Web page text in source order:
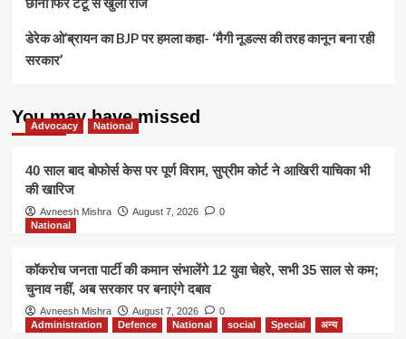
डेरेक ओ’ब्रायन का BJP पर हमला कहा- ‘मैगी नूडल्स की तरह कानून बना रही
सरकार’
You may have missed
Advocacy National
40 साल बाद बोफोर्स केस पर पूर्ण विराम, सुप्रीम कोर्ट ने आखिरी याचिका भी
की खारिज
Avneesh Mishra August 7, 2026
0
National
कॉकरोच जनता पार्टी की कमान संभालेंगे 12 युवा चेहरे, सभी 35 साल से कम;
चुनाव नहीं, अब सरकार पर बनाएंगे दबाव
Avneesh Mishra August 7, 2026
0
Administration
Defence National social Special अन्य